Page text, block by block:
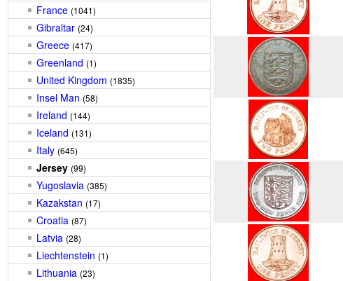
France (1041)
Gibraltar (24)
Greece (417)
Greenland (1)
United Kingdom (1835)
Insel Man (58)
Ireland (144)
Iceland (131)
Italy (645)
Jersey (99)
Yugoslavia (385)
Kazakstan (17)
Croatia (87)
Latvia (28)
Liechtenstein (1)
Lithuania (23)